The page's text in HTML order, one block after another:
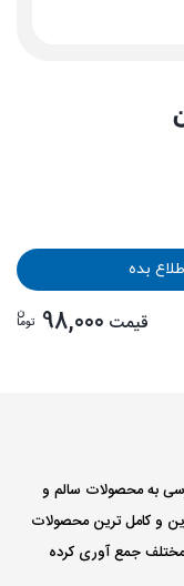
بده
قیمت 98,000 توما
ن
به محصولات سالم و
و کامل ترین محصولات
مختلف جمع آوری کرده